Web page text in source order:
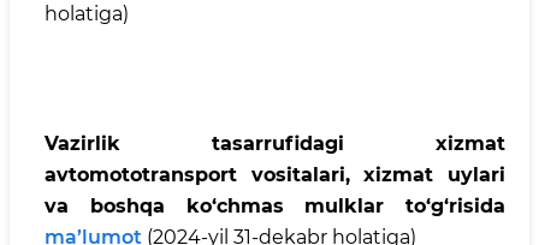
holatiga)
Vazirlik tasarrufidagi xizmat
avtomototransport vositalari, xizmat uylari
va boshqa ko‘chmas mulklar to‘g‘risida
ma’lumot (2024-yil 31-dekabr holatiga)